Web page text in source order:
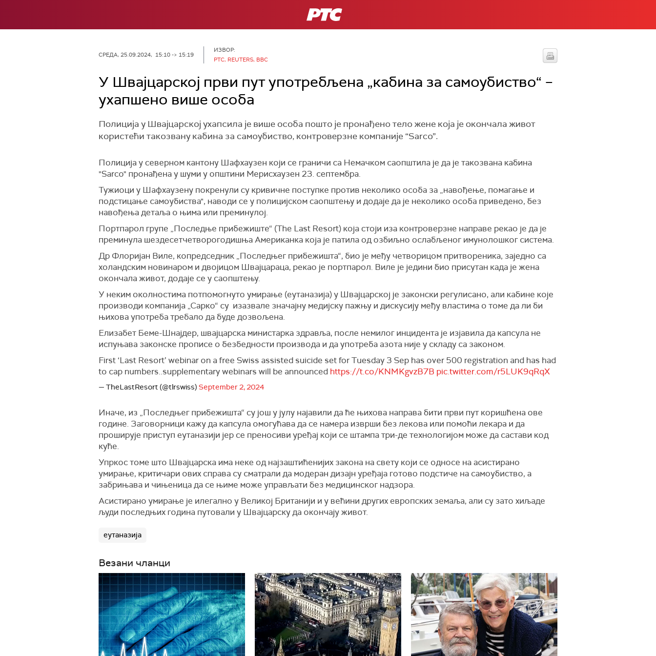
РТС
СРЕДА, 25.09.2024, 15:10 -> 15:19
ИЗВОР:
РТС, REUTERS, BBC
У Швајцарској први пут употребљена „кабина за самоубиство“ –
ухапшено више особа
Полиција у Швајцарској ухапсила је више особа пошто је пронађено тело жене која је окончала живот
користећи такозвану кабина за самоубиство, контроверзне компаније “Sarco”.
Полиција у северном кантону Шафхаузен који се граничи са Немачком саопштила је да је такозвана кабина
"Sarco" пронађена у шуми у општини Мерисхаузен 23. септембра.
Тужиоци у Шафхаузену покренули су кривичне поступке против неколико особа за „навођење, помагање и
подстицање самоубиства", наводи се у полицијском саопштењу и додаје да је неколико особа приведено, без
навођења детаља о њима или преминулој.
Портпарол групе „Последње прибежиште“ (The Last Resort) која стоји иза контроверзне направе рекао је да је
преминула шездесетчетворогодишња Американка која је патила од озбиљно ослабљеног имунолошког система.
Др Флоријан Виле, копредседник „Последњег прибежишта“, био је међу четворицом притвореника, заједно са
холандским новинаром и двојицом Швајцараца, рекао је портпарол. Виле је једини био присутан када је жена
окончала живот, додаје се у саопштењу.
У неким околностима потпомогнуто умирање (еутаназија) у Швајцарској је законски регулисано, али кабине које
производи компанија „Сарко“ су изазвале значајну медијску пажњу и дискусију међу властима о томе да ли би
њихова употреба требало да буде дозвољена.
Елизабет Беме-Шнајдер, швајцарска министарка здравља, после немилог инцидента је изјавила да капсула не
испуњава законске прописе о безбедности производа и да употреба азота није у складу са законом.
First ‘Last Resort’ webinar on a free Swiss assisted suicide set for Tuesday 3 Sep has over 500 registration and has had
to cap numbers..supplementary webinars will be announced https://t.co/KNMKgvzB7B pic.twitter.com/r5LUK9qRqX
— TheLastResort (@tlrswiss) September 2, 2024
Иначе, из „Последњег прибежишта“ су још у јулу најавили да ће њихова направа бити први пут коришћена ове
године. Заговорници кажу да капсула омогућава да се намера изврши без лекова или помоћи лекара и да
проширује приступ еутаназији јер се преносиви уређај који се штампа три-де технологијом може да састави код
куће.
Упркос томе што Швајцарска има неке од најзаштићенијих закона на свету који се односе на асистирано
умирање, критичари ових справа су сматрали да модеран дизајн уређаја готово подстиче на самоубиство, а
забрињава и чињеница да се њиме може управљати без медицинског надзора.
Асистирано умирање је илегално у Великој Британији и у већини других европских земаља, али су зато хиљаде
људи последњих година путовали у Швајцарску да окончају живот.
еутаназија
Везани чланци